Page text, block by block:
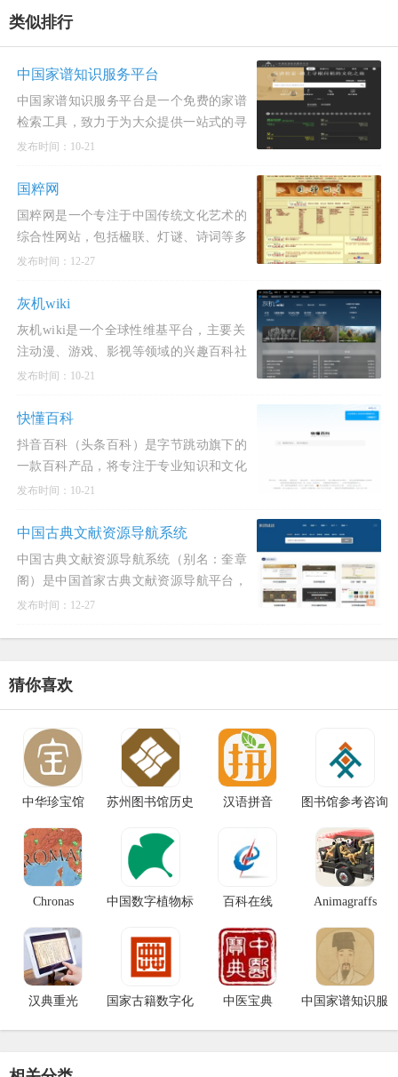
类似排行
中国家谱知识服务平台
中国家谱知识服务平台是一个免费的家谱
检索工具，致力于为大众提供一站式的寻
根问祖文化之旅。通过该平台，您可以轻
员之间的关系，了解家族的
发布时间：10-21
国粹网
国粹网是一个专注于中国传统文化艺术的
综合性网站，包括楹联、灯谜、诗词等多
个领域，旨在为热爱中国传统文化的人士
2002年3月30日建站以来，
发布时间：12-27
灰机wiki
灰机wiki是一个全球性维基平台，主要关
注动漫、游戏、影视等领域的兴趣百科社
区。该平台自2015年3月上线以来，已经
动网站，同时也是规模第二
发布时间：10-21
快懂百科
抖音百科（头条百科）是字节跳动旗下的
一款百科产品，将专注于专业知识和文化
方面。抖音百科是一个由字节跳动公司旗
联网百科全书平台，致力于
发布时间：10-21
中国古典文献资源导航系统
中国古典文献资源导航系统（别名：奎章
阁）是中国首家古典文献资源导航平台，
属于数字人文基础设施，2019年10月在线
发布时间：12-27
猜你喜欢
中华珍宝馆
苏州图书馆历史
汉语拼音
图书馆参考咨询
Chronas
中国数字植物标
百科在线 Animagraffs
汉典重光
国家古籍数字化
中医宝典
中国家谱知识服